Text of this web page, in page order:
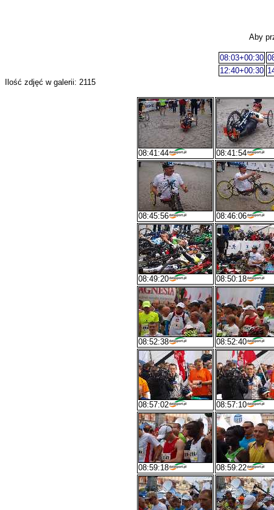
Aby
08:03+00:30
12:40+00:30
Ilość zdjęć w galerii: 2115
08:41:44 08:41:54
08:45:56 08:46:06
08:49:20 08:50:18
08:52:38 08:52:40
08:57:02 08:57:10
08:59:18 08:59:22